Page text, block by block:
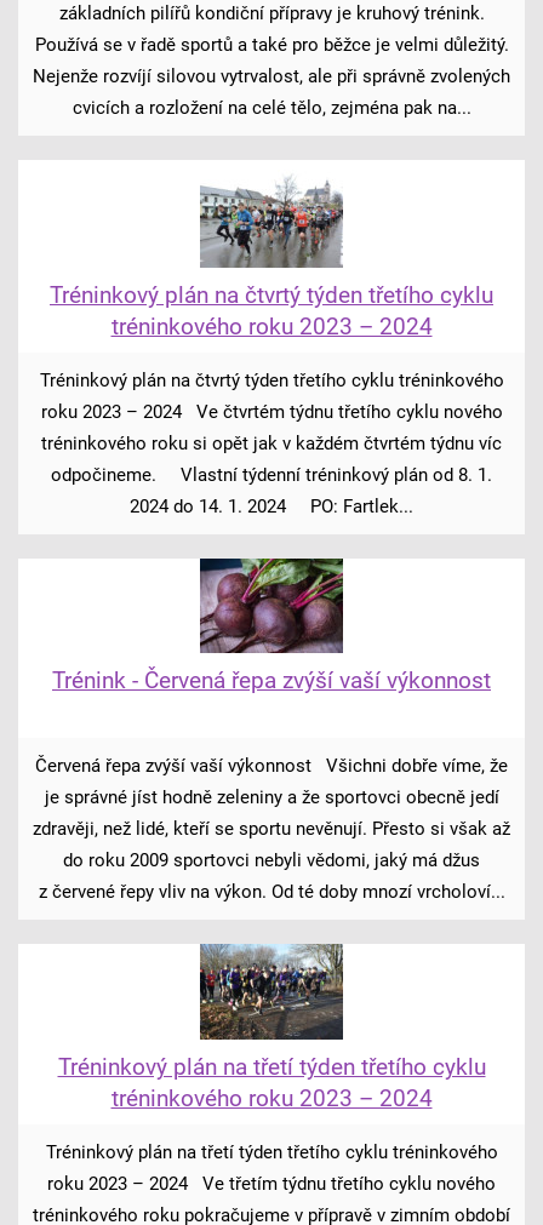
základních pilířů kondiční přípravy je kruhový trénink.
Používá se v řadě sportů a také pro běžce je velmi důležitý.
Nejenže rozvíjí silovou vytrvalost, ale při správně zvolených
cvicích a rozložení na celé tělo, zejména pak na...
Tréninkový plán na čtvrtý týden třetího cyklu
tréninkového roku 2023 – 2024
Tréninkový plán na čtvrtý týden třetího cyklu tréninkového
roku 2023 – 2024 Ve čtvrtém týdnu třetího cyklu nového
tréninkového roku si opět jak v každém čtvrtém týdnu víc
odpočineme. Vlastní týdenní tréninkový plán od 8. 1.
2024 do 14. 1. 2024 PO: Fartlek...
Trénink - Červená řepa zvýší vaší výkonnost
Červená řepa zvýší vaší výkonnost Všichni dobře víme, že
je správné jíst hodně zeleniny a že sportovci obecně jedí
zdravěji, než lidé, kteří se sportu nevěnují. Přesto si však až
do roku 2009 sportovci nebyli vědomi, jaký má džus
z červené řepy vliv na výkon. Od té doby mnozí vrcholoví...
Tréninkový plán na třetí týden třetího cyklu
tréninkového roku 2023 – 2024
Tréninkový plán na třetí týden třetího cyklu tréninkového
roku 2023 – 2024 Ve třetím týdnu třetího cyklu nového
tréninkového roku pokračujeme v přípravě v zimním období